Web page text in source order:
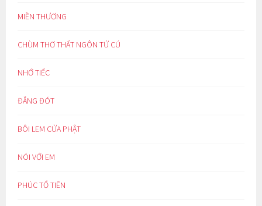
MIỀN THƯƠNG
CHÙM THƠ THẤT NGÔN TỨ CÚ
NHỚ TIẾC
ĐẮNG ĐÓT
BÔI LEM CỬA PHẬT
NÓI VỚI EM
PHÚC TỔ TIÊN